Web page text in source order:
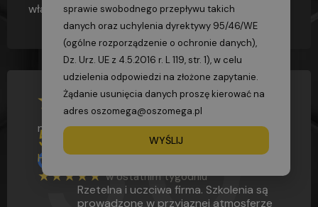
właściciel urządzenia.
5,0
na podstawie2796opinii
Hubert G
★★★★★ w ostatnim tygodniu
Rzetelna i uczciwa firma. Szkolenia są
prowadzone w przyjaznej atmosferze
sprawie swobodnego przepływu takich
danych oraz uchylenia dyrektywy 95/46/WE
(ogólne rozporządzenie o ochronie danych),
Dz. Urz. UE z 4.5.2016 r. L 119, str. 1), w celu
udzielenia odpowiedzi na złożone zapytanie.
Żądanie usunięcia danych proszę kierować na
adres oszomega@oszomega.pl
WYŚLIJ